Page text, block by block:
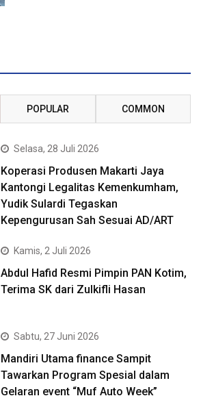
POPULAR COMMON
Selasa, 28 Juli 2026
Koperasi Produsen Makarti Jaya
Kantongi Legalitas Kemenkumham,
Yudik Sulardi Tegaskan
Kepengurusan Sah Sesuai AD/ART
Kamis, 2 Juli 2026
Abdul Hafid Resmi Pimpin PAN Kotim,
Terima SK dari Zulkifli Hasan
Sabtu, 27 Juni 2026
Mandiri Utama finance Sampit
Tawarkan Program Spesial dalam
Gelaran event “Muf Auto Week”